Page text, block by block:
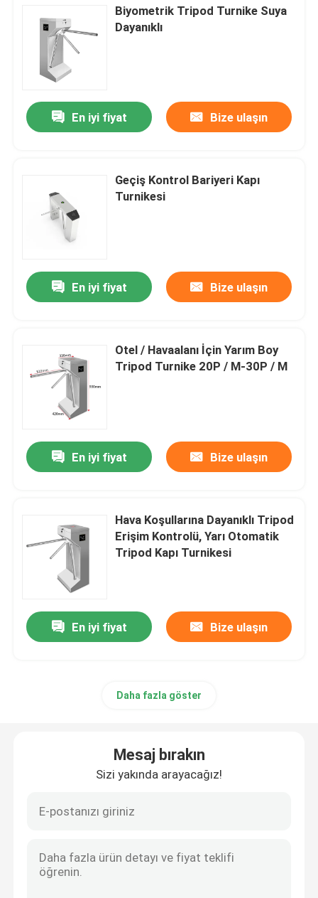
Ana sayfa
Biyometrik Tripod Turnike Suya
Dayanıklı
En iyi fiyat Bize ulaşın
Geçiş Kontrol Bariyeri Kapı
Turnikesi
En iyi fiyat Bize ulaşın
Otel / Havaalanı İçin Yarım Boy
Tripod Turnike 20P / M-30P / M
En iyi fiyat Bize ulaşın
Hava Koşullarına Dayanıklı Tripod
Erişim Kontrolü, Yarı Otomatik
Tripod Kapı Turnikesi
En iyi fiyat Bize ulaşın
Daha fazla göster
Mesaj bırakın
Sizi yakında arayacağız!